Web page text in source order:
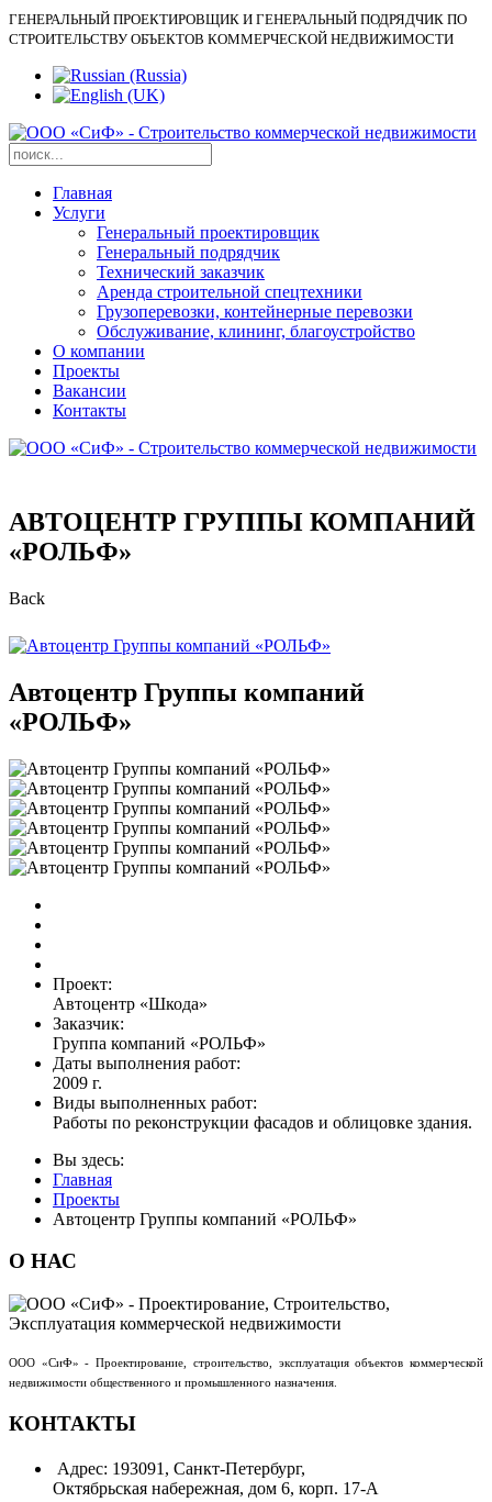
ГЕНЕРАЛЬНЫЙ ПРОЕКТИРОВЩИК И ГЕНЕРАЛЬНЫЙ ПОДРЯДЧИК ПО
СТРОИТЕЛЬСТВУ ОБЪЕКТОВ КОММЕРЧЕСКОЙ НЕДВИЖИМОСТИ
Главная
Услуги
Генеральный проектировщик
Генеральный подрядчик
Технический заказчик
Аренда строительной спецтехники
Грузоперевозки, контейнерные перевозки
Обслуживание, клининг, благоустройство
О компании
Проекты
Вакансии
Контакты
АВТОЦЕНТР ГРУППЫ КОМПАНИЙ
«РОЛЬФ»
Back
Автоцентр Группы компаний
«РОЛЬФ»
Проект:
Автоцентр «Шкода»
Заказчик:
Группа компаний «РОЛЬФ»
Даты выполнения работ:
2009 г.
Виды выполненных работ:
Работы по реконструкции фасадов и облицовке здания.
Вы здесь:
Главная
Проекты
Автоцентр Группы компаний «РОЛЬФ»
О НАС
ООО «СиФ» - Проектирование, строительство, эксплуатация объектов коммерческой
недвижимости общественного и промышленного назначения.
КОНТАКТЫ
Адрес: 193091, Санкт-Петербург,
Октябрьская набережная, дом 6, корп. 17-А